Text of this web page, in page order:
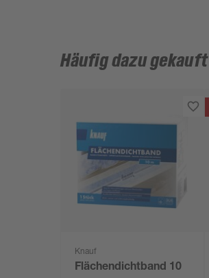
Häufig dazu gekauft
Knauf
Flächendichtband 10